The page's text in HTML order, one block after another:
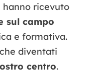
hanno ricevuto
sul campo
e formativa.
diventati
centro.